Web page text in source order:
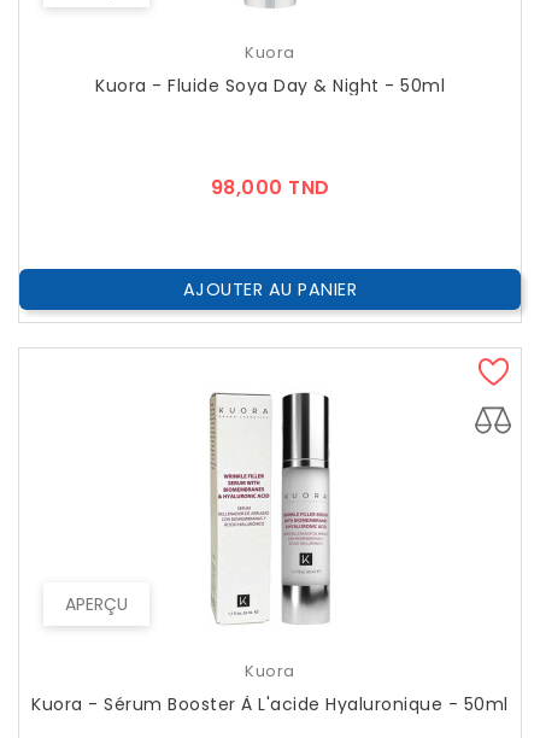
Kuora
Kuora - Fluide Soya Day & Night - 50ml
98,000 TND
AJOUTER AU PANIER
APERÇU
Kuora
Kuora - Sérum Booster À L'acide Hyaluronique - 50ml